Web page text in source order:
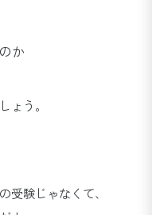
か
ょう。
受験じゃなくて、